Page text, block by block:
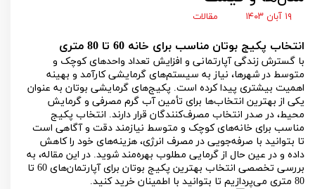
۱۹ آبان ۱۴۰۳ مقالات
انتخاب پکیج بوتان مناسب برای خانه 60 تا 80 متری
با گسترش زندگی آپارتمانی و افزایش تعداد واحدهای کوچک و
متوسط در شهرها، نیاز به سیستم‌های گرمایشی کارآمد و بهینه
اهمیت بیشتری پیدا کرده است. پکیج‌های گرمایشی بوتان به عنوان
یکی از بهترین انتخاب‌ها برای تأمین آب گرم مصرفی و گرمایش
محیط، در صدر انتخاب مصرف‌کنندگان قرار دارند. انتخاب پکیج
مناسب برای خانه‌های کوچک و متوسط نیازمند دقت و آگاهی است
تا بتوانید با صرفه‌جویی در مصرف انرژی، هزینه‌های خود را کاهش
داده و در عین حال از گرمایی مطلوب بهره‌مند شوید. در این مقاله، به
بررسی تخصصی انتخاب بهترین پکیج بوتان برای آپارتمان‌های 60 تا
80 متری می‌پردازیم تا بتوانید با اطمینان خرید کنید.